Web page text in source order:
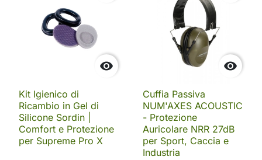

Kit Igienico di
Ricambio in Gel di
Silicone Sordin |
Comfort e Protezione
per Supreme Pro X

Cuffia Passiva
NUM'AXES ACOUSTIC
- Protezione
Auricolare NRR 27dB
per Sport, Caccia e
Industria